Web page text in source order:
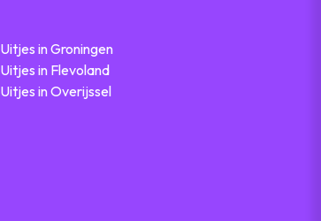
Uitjes in Groningen
Uitjes in Flevoland
Uitjes in Overijssel